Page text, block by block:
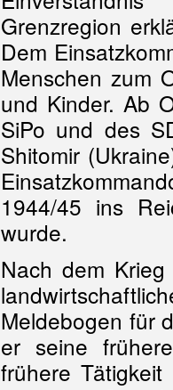
Grenzregion
Dem
Menschen zum
und Kinder. Ab
SiPo und des
Shitomir
1944/45 ins
wurde.
Nach dem
Meldebogen für
er seine
frühere